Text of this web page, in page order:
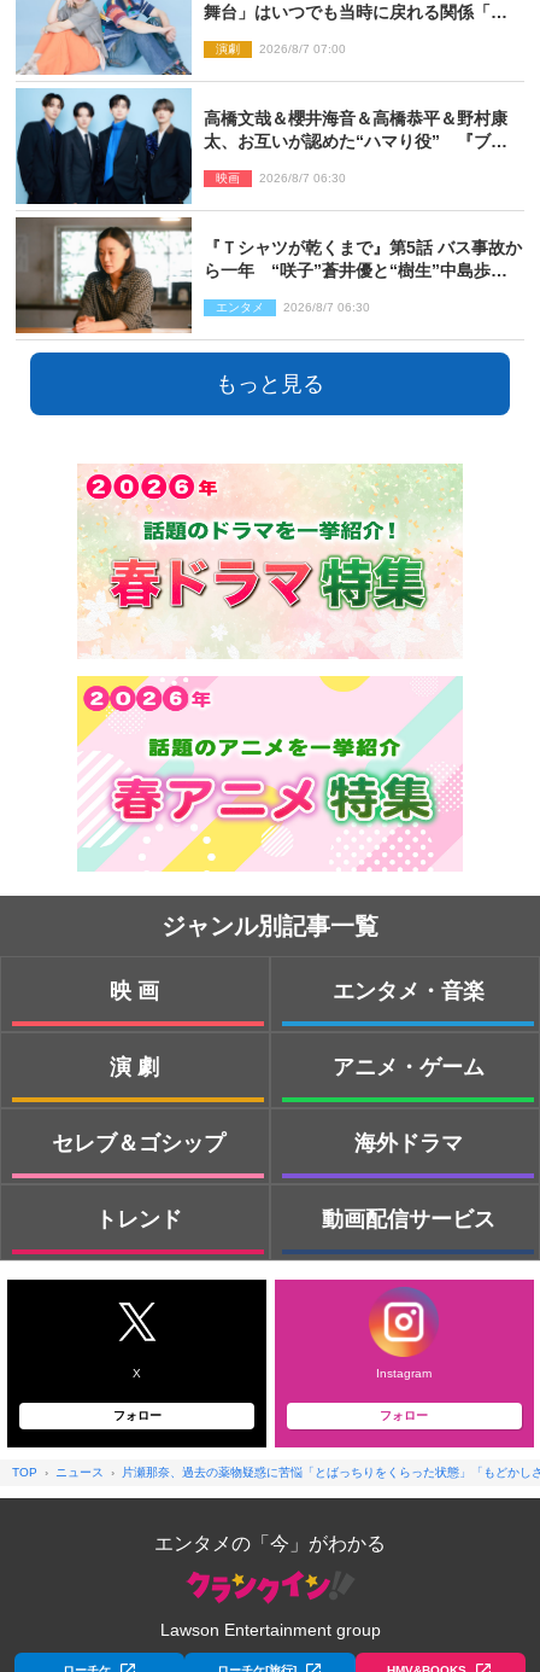
舞台」はいつでも当時に戻れる関係「や
演劇 2026/8/7 07:00
高橋文哉＆櫻井海音＆高橋恭平＆野村康
太、お互いが認めた“ハマり役” 『ブル
映画 2026/8/7 06:30
『Ｔシャツが乾くまで』第5話 バス事故か
ら一年 “咲子”蒼井優と“樹生”中島歩は
エンタメ 2026/8/7 06:30
もっと見る
ジャンル別記事一覧
映画
演劇
セレブ＆ゴシップ
トレンド
エンタメ・音楽
アニメ・ゲーム
海外ドラマ
動画配信サービス
X
フォロー
Instagram
フォロー
TOP ニュース 片瀬那奈、過去の薬物疑惑に苦悩「とばっちりをくらった状態」「もどかし
エンタメの「今」がわかる
Lawson Entertainment group